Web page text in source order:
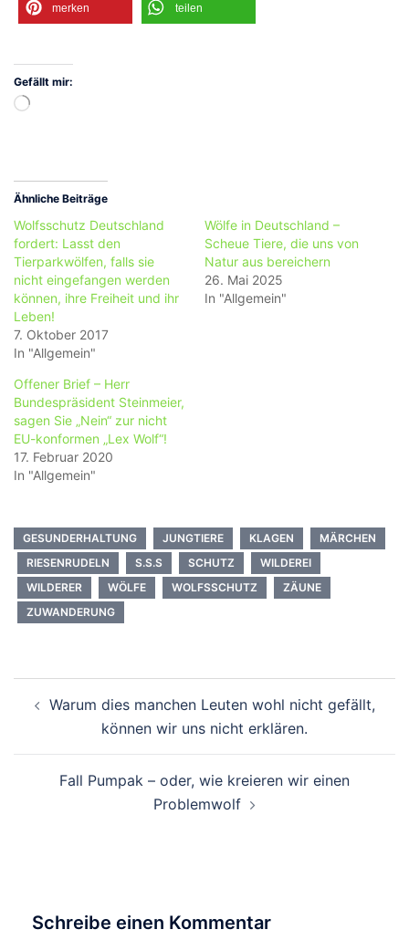
merken teilen
Gefällt mir:
Wird
Ähnliche Beiträge
Wolfsschutz Deutschland
fordert: Lasst den
Tierparkwölfen, falls sie
nicht eingefangen werden
können, ihre Freiheit und ihr
Leben!
7. Oktober 2017
In "Allgemein"
Wölfe in Deutschland –
Scheue Tiere, die uns von
Natur aus bereichern
26. Mai 2025
In "Allgemein"
Offener Brief – Herr
Bundespräsident Steinmeier,
sagen Sie „Nein“ zur nicht
EU-konformen „Lex Wolf“!
17. Februar 2020
In "Allgemein"
GESUNDERHALTUNG JUNGTIERE KLAGEN
MÄRCHEN
RIESENRUDELN
S.S.S SCHUTZ
WILDEREI
WILDERER
WÖLFE WOLFSSCHUTZ
ZÄUNE
ZUWANDERUNG
Warum dies manchen Leuten wohl nicht gefällt,
können wir uns nicht erklären.
Fall Pumpak – oder, wie kreieren wir einen
Problemwolf
Schreibe einen Kommentar